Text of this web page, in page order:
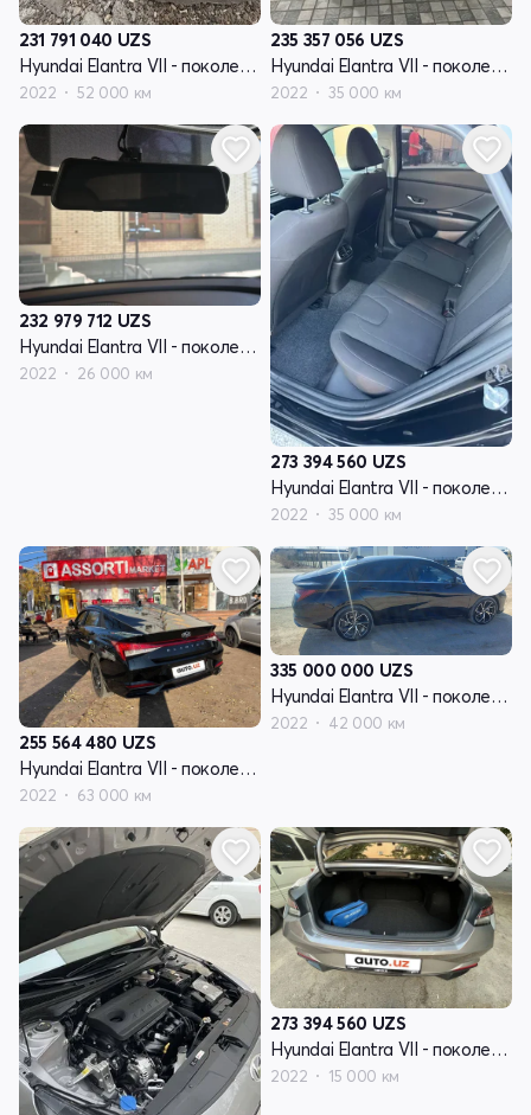
231 791 040 UZS
Hyundai Elantra VII - поколение (CN7)
2022 52 000 км
235 357 056 UZS
Hyundai Elantra VII - поколение (CN7)
2022 35 000 км
232 979 712 UZS
Hyundai Elantra VII - поколение (CN7)
2022 26 000 км
273 394 560 UZS
Hyundai Elantra VII - поколение (CN7)
2022 35 000 км
255 564 480 UZS
Hyundai Elantra VII - поколение (CN7)
2022 63 000 км
335 000 000 UZS
Hyundai Elantra VII - поколение (CN7)
2022 42 000 км
273 394 560 UZS
Hyundai Elantra VII - поколение (CN7)
2022 15 000 км